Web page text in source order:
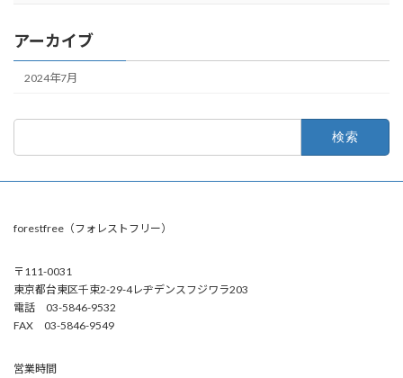
アーカイブ
2024年7月
forestfree（フォレストフリー）
〒111-0031
東京都台東区千束2-29-4レヂデンスフジワラ203
電話 03-5846-9532
FAX 03-5846-9549
営業時間